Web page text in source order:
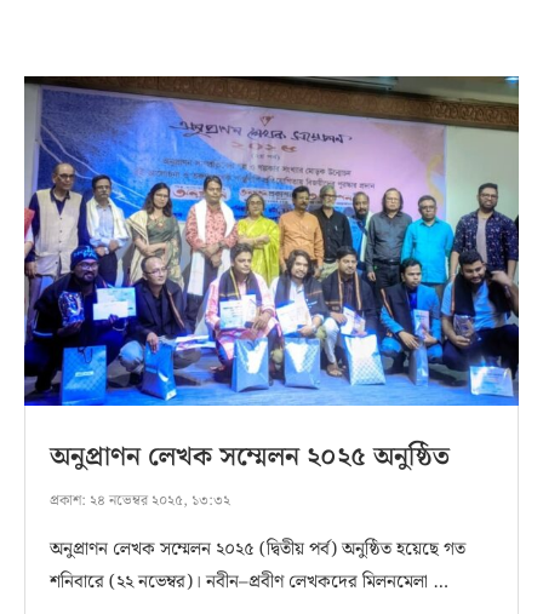
অনুপ্রাণন লেখক সম্মেলন ২০২৫ অনুষ্ঠিত
প্রকাশ: ২৪ নভেম্বর ২০২৫, ১৩:৩২
অনুপ্রাণন লেখক সম্মেলন ২০২৫ (দ্বিতীয় পর্ব) অনুষ্ঠিত হয়েছে গত
শনিবারে (২২ নভেম্বর)। নবীন–প্রবীণ লেখকদের মিলনমেলা …